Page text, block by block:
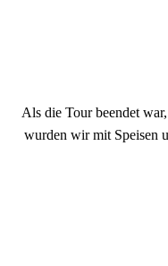
Als die Tour beendet
wurden wir mit Speisen